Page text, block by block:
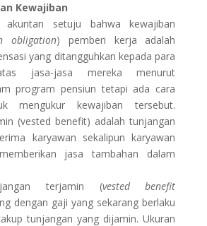
Kewajiban
akuntan setuju bahwa kewajiban
obligation) pemberi kerja adalah
yang ditangguhkan kepada para
jasa-jasa mereka menurut
program pensiun tetapi ada cara
mengukur kewajiban tersebut.
(vested benefit) adalah tunjangan
karyawan sekalipun karyawan
jasa tambahan dalam
terjamin (vested benefit
dengan gaji yang sekarang berlaku
tunjangan yang dijamin. Ukuran